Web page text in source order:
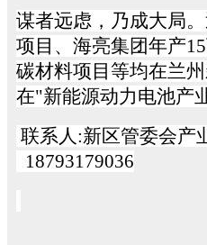
谋者远虑，乃成大局
项目、海亮集团年产
碳材料项目等均在兰
在"新能源动力电池产
联系人:新区管委会产
18793179036